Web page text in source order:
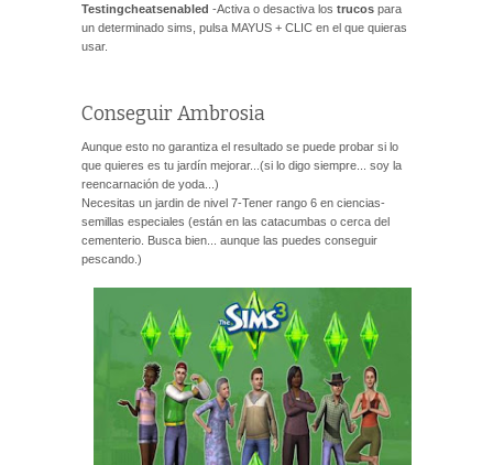
Testingcheatsenabled -Activa o desactiva los trucos para
un determinado sims, pulsa MAYUS + CLIC en el que quieras
usar.
Conseguir Ambrosia
Aunque esto no garantiza el resultado se puede probar si lo
que quieres es tu jardín mejorar...(si lo digo siempre... soy la
reencarnación de yoda...)
Necesitas un jardin de nivel 7-Tener rango 6 en ciencias-
semillas especiales (están en las catacumbas o cerca del
cementerio. Busca bien... aunque las puedes conseguir
pescando.)